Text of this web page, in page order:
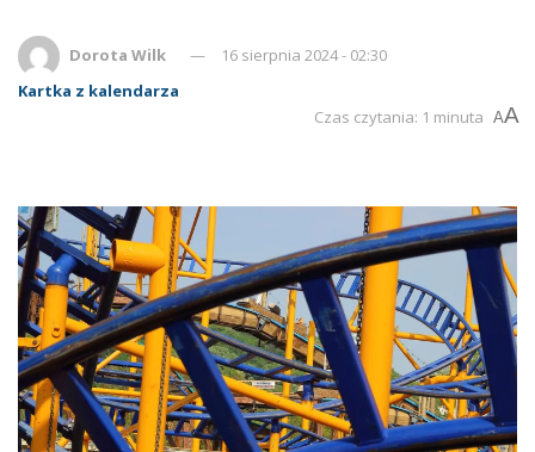
Dorota Wilk
16 sierpnia 2024 - 02:30
Kartka z kalendarza
Czas czytania: 1 minuta AA